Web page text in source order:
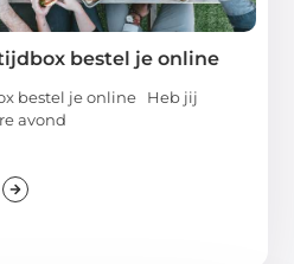
bestel je online
bestel je online Heb jij
avond